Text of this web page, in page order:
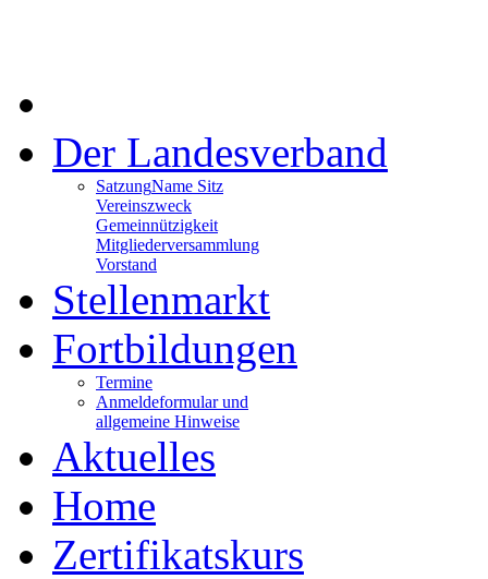
Der Landesverband
SatzungName Sitz
Vereinszweck
Gemeinnützigkeit
Mitgliederversammlung
Vorstand
Stellenmarkt
Fortbildungen
Termine
Anmeldeformular und
allgemeine Hinweise
Aktuelles
Home
Zertifikatskurs